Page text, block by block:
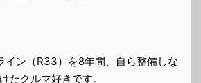
イン（R33）を8年間、自ら整備しな
たクルマ好きです。